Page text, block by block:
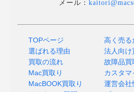
メール：
TOPページ
選ばれる理由
買取の流れ
Mac買取り
MacBOOK買取り
高く売る
法人向け
故障品買
カスタマ
運営会社